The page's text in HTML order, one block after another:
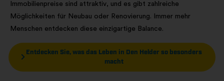
Immobilienpreise sind attraktiv, und es gibt zahlreiche
Möglichkeiten für Neubau oder Renovierung. Immer mehr
Menschen entdecken diese einzigartige Balance.
Entdecken Sie, was das Leben in Den Helder so besonders
macht